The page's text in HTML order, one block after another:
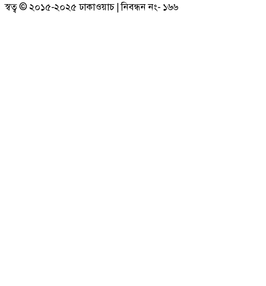
স্বত্ব © ২০১৫-২০২৫ ঢাকাওয়াচ | নিবন্ধন নং- ১৬৬